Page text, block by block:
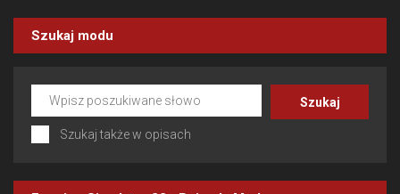
Szukaj modu
Szukaj także w opisach